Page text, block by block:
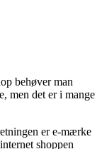
behøver man
men det er i mange
er e-mærke
shoppen